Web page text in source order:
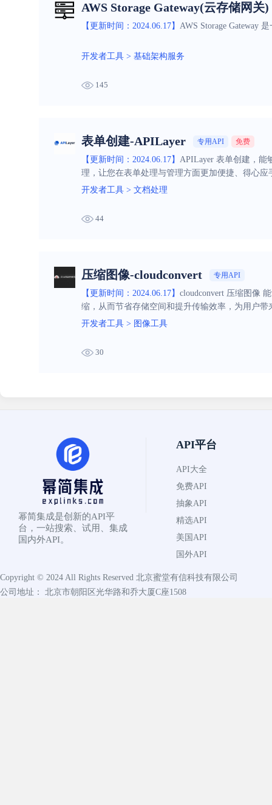
AWS Storage Gateway(云存储网关)
【更新时间：2024.06.17】 AWS Storage Gateway
开发者工具 > 基础架构服务
145
表单创建-APILayer 专用API 免费
【更新时间：2024.06.17】 APILayer 表单创建，能
理，让您在表单处理与管理方面更加便捷、得心应
开发者工具 > 文档处理
44
压缩图像-cloudconvert 专用API
【更新时间：2024.06.17】 cloudconvert 压缩图像
缩，从而节省存储空间和提升传输效率，为用户
开发者工具 > 图像工具
30
幂简集成是创新的API平
台，一站搜索、试用、集成
国内外API。
API平台
API大全
免费API
抽象API
精选API
美国API
国外API
Copyright © 2024 All Rights Reserved 北京蜜堂有信科技有限公司
公司地址： 北京市朝阳区光华路和乔大厦C座1508